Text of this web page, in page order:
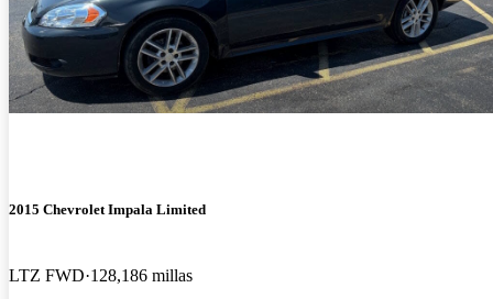
2015 Chevrolet Impala Limited
LTZ FWD 128,186 millas